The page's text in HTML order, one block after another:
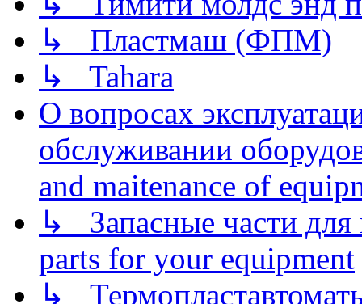
↳ Пластмаш (ФПМ)
↳ Tahara
О вопросах
обслуживании
and maitenance of
↳ Запасные части для
parts for your equipment
↳